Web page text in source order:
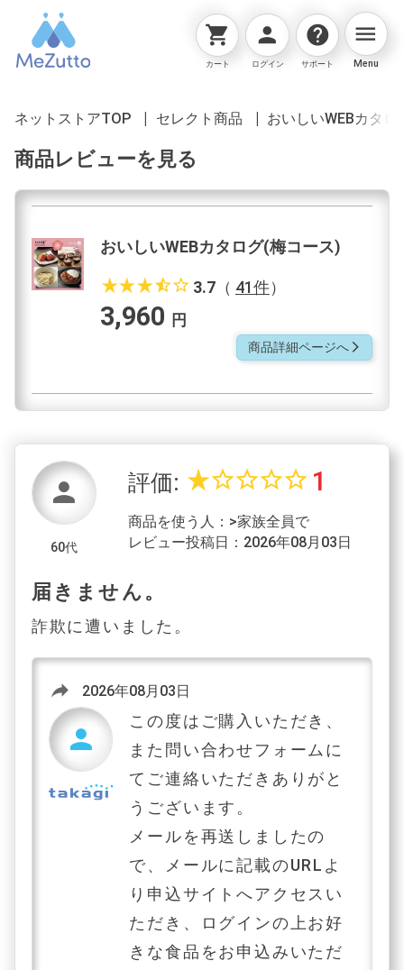
shopping_cart
カート
person
ログイン
help
サポート
menu
Menu
ネットストアTOP セレクト商品 おいしいWEBカタ
商品レビューを見る
おいしいWEBカタログ(梅コース)
star_ratestar_ratestar_ratestar_halfstar_border 3.7（ 41件）
3,960 円
商品詳細ページへarrow_forward_ios
person
60代
評価: star_ratestar_borderstar_borderstar_borderstar_border 1
商品を使う人：>家族全員で
レビュー投稿日：2026年08月03日
届きません。
詐欺に遭いました。
reply 2026年08月03日
この度はご購入いただき、
また問い合わせフォームに
てご連絡いただきありがと
うございます。
メールを再送しましたの
で、メールに記載のURLよ
り申込サイトへアクセスい
ただき、ログインの上お好
きな食品をお申込みいただ
person